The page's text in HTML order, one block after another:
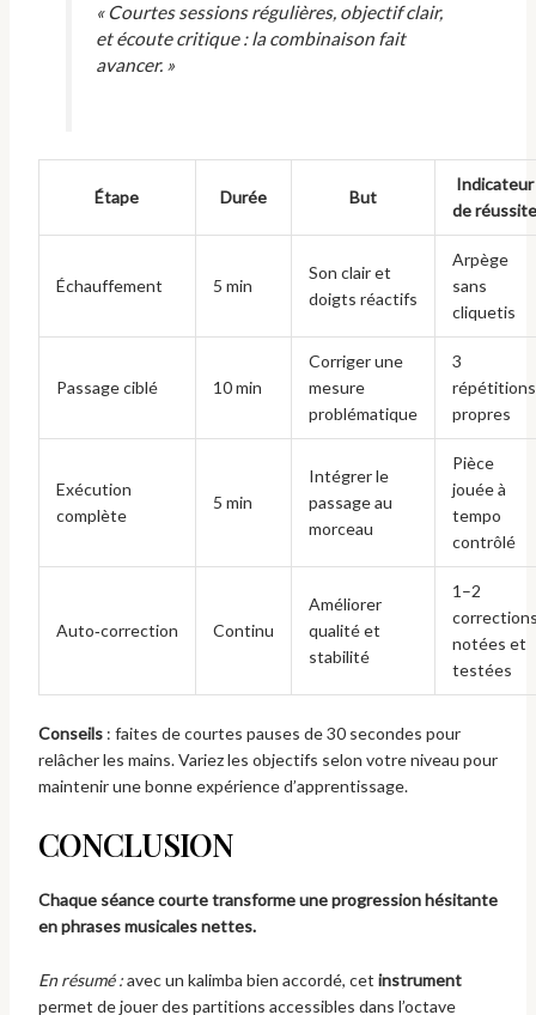
« Courtes sessions régulières, objectif clair,
et écoute critique : la combinaison fait
avancer. »
Étape Durée But
Indicateur
de
Échauffement 5 min
Son clair et
doigts réactifs
Arpège
sans
cliquetis
Passage ciblé 10 min
Corriger une
mesure
problématique
3
répétitions
propres
Exécution
complète
5 min
Intégrer le
passage au
morceau
Pièce
jouée à
tempo
contrôlé
Auto‑correction Continu
Améliorer
qualité et
stabilité
1–2
notées et
testées
Conseils: faites de courtes pauses de 30 secondes pour
relâcher les mains. Variez les objectifs selon votre niveau pour
maintenir une bonne expérience d’apprentissage.
CONCLUSION
Chaque séance courte transforme une progression hésitante
en phrases musicales nettes.
En résumé :avec un kalimba bien accordé, cet instrument
permet de jouer des partitions accessibles dans l’octave